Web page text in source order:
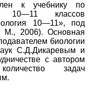
к учебнику по
классов
10—11», под
М., 2006). Основная
биологии
С.Д.Дикаревым и
с автором
задач